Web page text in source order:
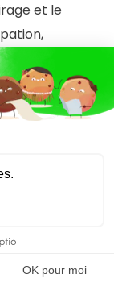
OK pour moi
et le
travail à
travail
à
et